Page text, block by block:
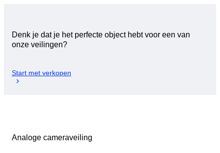
Denk je dat je het perfecte object hebt voor een van
onze veilingen?
Start met verkopen
Analoge cameraveiling